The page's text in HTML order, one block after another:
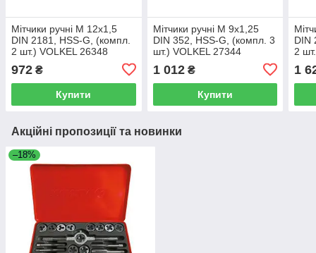
Мітчики ручні M 12x1,5
DIN 2181, HSS-G, (компл.
2 шт.) VOLKEL 26348
972 ₴
Купити
Мітчики ручні M 9x1,25
DIN 352, HSS-G, (компл. 3
шт.) VOLKEL 27344
1 012₴
Купити
DIN
2
1
Акційні пропозиції та новинки
–18%